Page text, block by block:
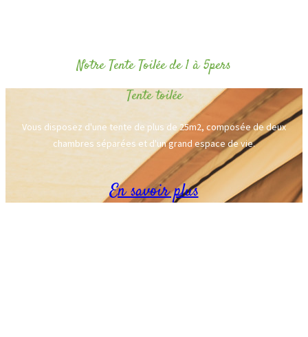
Notre Tente Toilée de 1 à 5pers
Tente toilée
Vous disposez d'une tente de plus de 25m2, composée de deux
chambres séparées et d'un grand espace de vie.
En savoir plus